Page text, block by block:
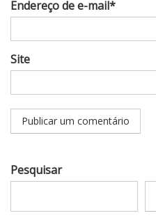
Endereço de e-mail*
Site
Pesquisar